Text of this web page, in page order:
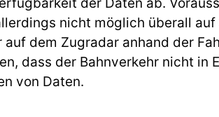
nicht möglich überall
dem Zugradar anhand der
dass der Bahnverkehr nicht
von Daten.